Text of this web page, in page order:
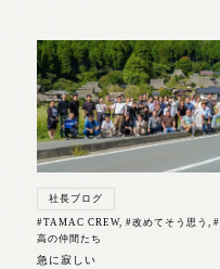
社長ブログ
#TAMAC CREW,#改めてそう思う ,
高の仲間たち
急に寂しい